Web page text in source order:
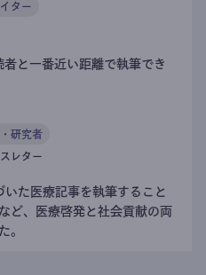
ター
と一番近い距離で執筆でき
研究者
レター
た医療記事を執筆すること
ど、医療啓発と社会貢献の両
。